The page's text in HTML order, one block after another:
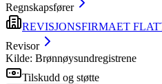
Regnskapsfører
REVISJONSFIRMAET
Revisor
Kilde: Brønnøysundregistrene
Tilskudd og støtte